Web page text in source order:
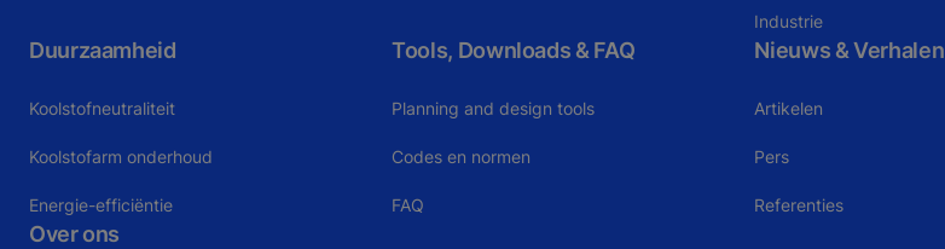
Industrie
Duurzaamheid
Koolstofneutraliteit
Koolstofarm onderhoud
Energie-efficiëntie
Tools, Downloads & FAQ
Planning and design tools
Codes en normen
FAQ
Nieuws & Verhalen
Artikelen
Pers
Referenties
Over ons